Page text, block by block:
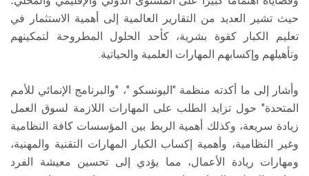
حيث تشير العديد من التقارير العالمية إلى أهمية الاستثمار في
تعليم الكبار كقوة بشرية، كأحد الحلول المطروحة لتمكينهم
وتأهيلهم وإكسابهم المهارات العلمية والحياتية.
وأشار إلى ما أكدته منظمة "اليونسكو "، "والبرنامج الإنمائي للأمم
المتحدة" حول تزايد الطلب على المهارات اللازمة لسوق العمل
زيادة سريعة، وكذلك أهمية الربط بين المؤسسات كافة النظامية
وغير النظامية، وأهمية إكساب الكبار المهارات التقنية والمهنية،
ومهارات ريادة الأعمال، مما يؤدي إلى تحسين معيشة الفرد